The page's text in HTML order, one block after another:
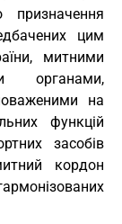
призначення
цим
митними
органами,
на
функцій
засобів
кордон